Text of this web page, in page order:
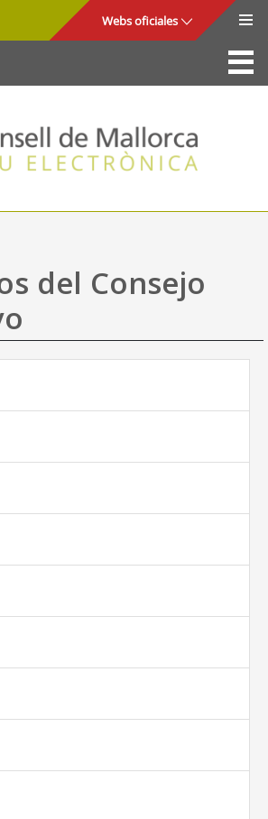
Webs oficiales
La Sede
Consejo de Mallorca
Acceso y seguridad
Utilidades
Mapa web
Ayuda
del Consejo